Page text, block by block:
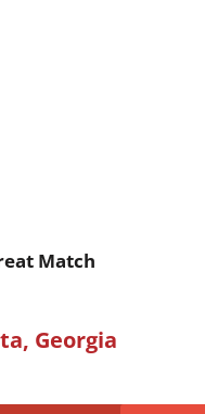
Match
Georgia